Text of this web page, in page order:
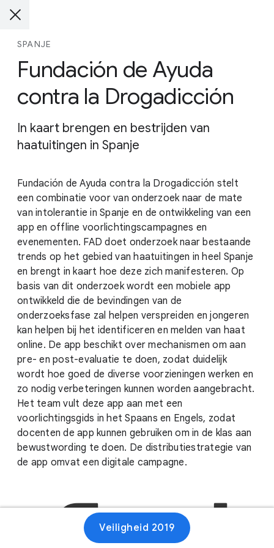
SPANJE
Fundación de Ayuda
contra la Drogadicción
In kaart brengen en bestrijden van
haatuitingen in Spanje
Fundación de Ayuda contra la Drogadicción stelt
een combinatie voor van onderzoek naar de mate
van intolerantie in Spanje en de ontwikkeling van een
app en offline voorlichtingscampagnes en
evenementen. FAD doet onderzoek naar bestaande
trends op het gebied van haatuitingen in heel Spanje
en brengt in kaart hoe deze zich manifesteren. Op
basis van dit onderzoek wordt een mobiele app
ontwikkeld die de bevindingen van de
onderzoeksfase zal helpen verspreiden en jongeren
kan helpen bij het identificeren en melden van haat
online. De app beschikt over mechanismen om aan
pre- en post-evaluatie te doen, zodat duidelijk
wordt hoe goed de diverse voorzieningen werken en
zo nodig verbeteringen kunnen worden aangebracht.
Het team vult deze app aan met een
voorlichtingsgids in het Spaans en Engels, zodat
docenten de app kunnen gebruiken om in de klas aan
bewustwording te doen. De distributiestrategie van
de app omvat een digitale campagne.
Veiligheid 2019